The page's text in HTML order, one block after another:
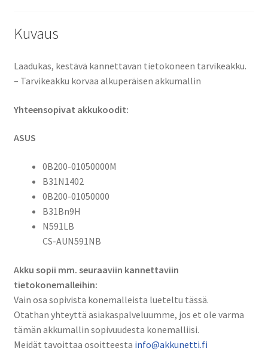
N591LB,
AUN591NB
määrä
Kuvaus
Laadukas, kestävä kannettavan tietokoneen tarvikeakku.
– Tarvikeakku korvaa alkuperäisen akkumallin
Yhteensopivat akkukoodit:
ASUS
0B200-01050000M
B31N1402
0B200-01050000
B31Bn9H
N591LB
CS-AUN591NB
Akku sopii mm. seuraaviin kannettaviin
tietokonemalleihin:
Vain osa sopivista konemalleista lueteltu tässä.
Otathan yhteyttä asiakaspalveluumme, jos et ole varma
tämän akkumallin sopivuudesta konemalliisi.
Meidät tavoittaa osoitteesta info@akkunetti.fi